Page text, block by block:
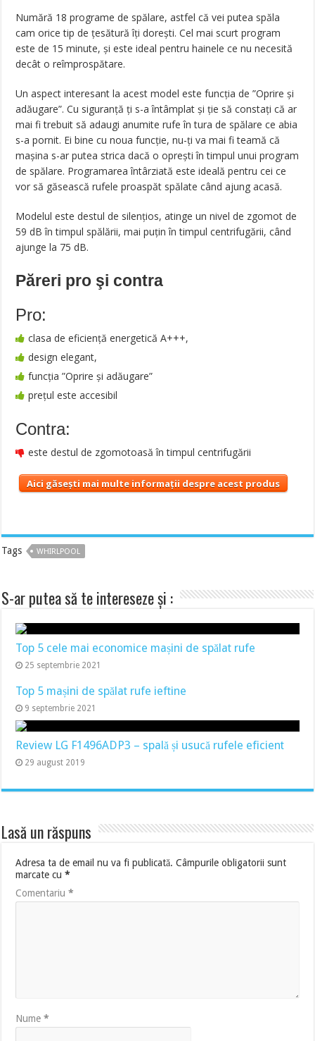
Numără 18 programe de spălare, astfel că vei putea spăla
cam orice tip de țesătură îți dorești. Cel mai scurt program
este de 15 minute, și este ideal pentru hainele ce nu necesită
decât o reîmprospătare.
Un aspect interesant la acest model este funcția de ”Oprire și
adăugare”. Cu siguranță ți s-a întâmplat și ție să constați că ar
mai fi trebuit să adaugi anumite rufe în tura de spălare ce abia
s-a pornit. Ei bine cu noua funcție, nu-ți va mai fi teamă că
mașina s-ar putea strica dacă o oprești în timpul unui program
de spălare. Programarea întârziată este ideală pentru cei ce
vor să găsească rufele proaspăt spălate când ajung acasă.
Modelul este destul de silențios, atinge un nivel de zgomot de
59 dB în timpul spălării, mai puțin în timpul centrifugării, când
ajunge la 75 dB.
Păreri pro şi contra
Pro:
clasa de eficiență energetică A+++,
design elegant,
funcția ”Oprire și adăugare”
prețul este accesibil
Contra:
este destul de zgomotoasă în timpul centrifugării
Aici găsești mai multe informații despre acest produs
Tags WHIRLPOOL
S-ar putea să te intereseze și :
Top 5 cele mai economice mașini de spălat rufe
25 septembrie 2021
Top 5 mașini de spălat rufe ieftine
9 septembrie 2021
Review LG F1496ADP3 – spală și usucă rufele eficient
29 august 2019
Lasă un răspuns
Adresa ta de email nu va fi publicată. Câmpurile obligatorii sunt
marcate cu*
Comentariu*
Nume*